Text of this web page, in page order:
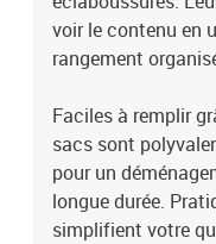
voir le contenu en
rangement
Faciles à remplir
sacs sont
pour un
longue durée.
simplifient votre